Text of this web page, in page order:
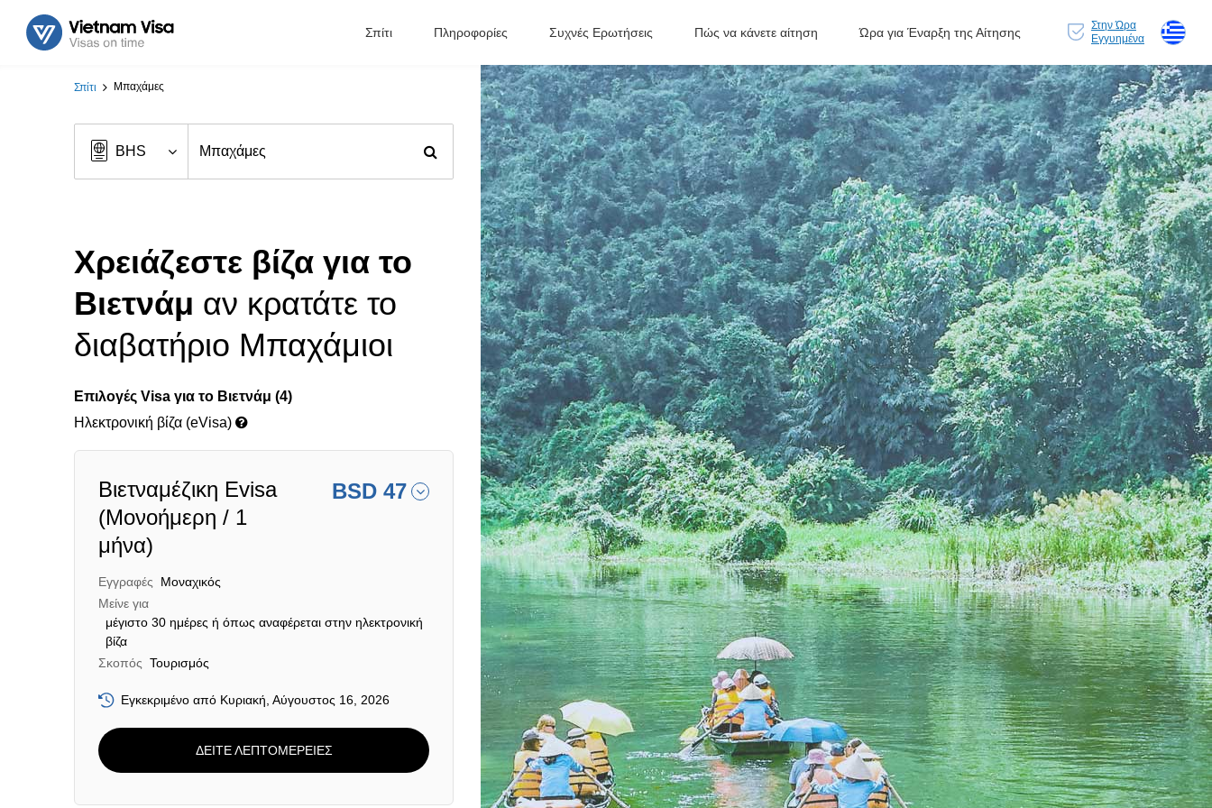
Σπίτι Πληροφορίες Συχνές Ερωτήσεις Πώς να κάνετε αίτηση Ώρα για Έναρξη της Αίτησης
Στην Ώρα
Εγγυημένα
Σπίτι Μπαχάμες
Χρειάζεστε βίζα για το
Βιετνάμ αν κρατάτε το
διαβατήριο Μπαχάμιοι
Επιλογές Visa για το Βιετνάμ (4)
Ηλεκτρονική βίζα (eVisa)
Βιετναμέζικη Evisa
(Μονοήμερη / 1
μήνα)
BSD 47
Εγγραφές
Μοναχικός
Μείνε για
μέγιστο 30 ημέρες ή όπως αναφέρεται στην ηλεκτρονική
βίζα
Σκοπός Τουρισμός
Εγκεκριμένο από Κυριακή, Αύγουστος 16, 2026
ΔΕΙΤΕ ΛΕΠΤΟΜΕΡΕΙΕΣ